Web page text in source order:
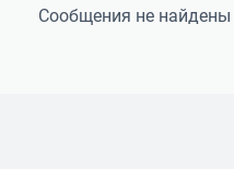
Сообщения не найдены